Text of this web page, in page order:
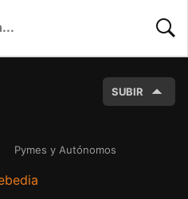
SUBIR
Pymes y Autónomos